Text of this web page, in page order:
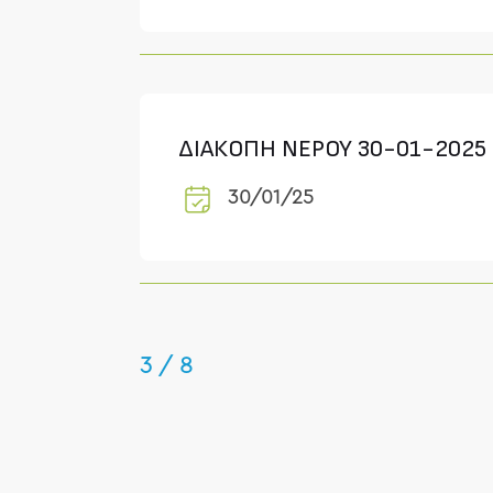
ΔΙΑΚΟΠΗ ΝΕΡΟΥ 30-01-2025
30/01/25
3 / 8